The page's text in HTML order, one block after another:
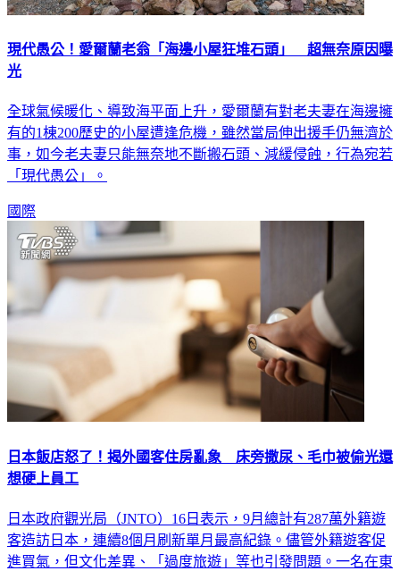
現代愚公！愛爾蘭老翁「海邊小屋狂堆石頭」 超無奈原因曝
光
全球氣候暖化、導致海平面上升，愛爾蘭有對老夫妻在海邊擁
有的1棟200歷史的小屋遭逢危機，雖然當局伸出援手仍無濟於
事，如今老夫妻只能無奈地不斷搬石頭、減緩侵蝕，行為宛若
「現代愚公」。
國際
日本飯店怒了！揭外國客住房亂象 床旁撒尿、毛巾被偷光還
想硬上員工
日本政府觀光局（JNTO）16日表示，9月總計有287萬外籍遊
客造訪日本，連續8個月刷新單月最高紀錄。儘管外籍遊客促
進買氣，但文化差異、「過度旅遊」等也引發問題。一名在東